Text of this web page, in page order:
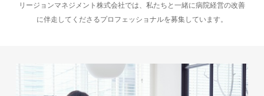
リージョンマネジメント株式会社では、私たちと一緒に病院経営の改善
に伴走してくださるプロフェッショナルを募集しています。